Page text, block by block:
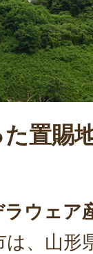
置賜
ラウェア
、山形